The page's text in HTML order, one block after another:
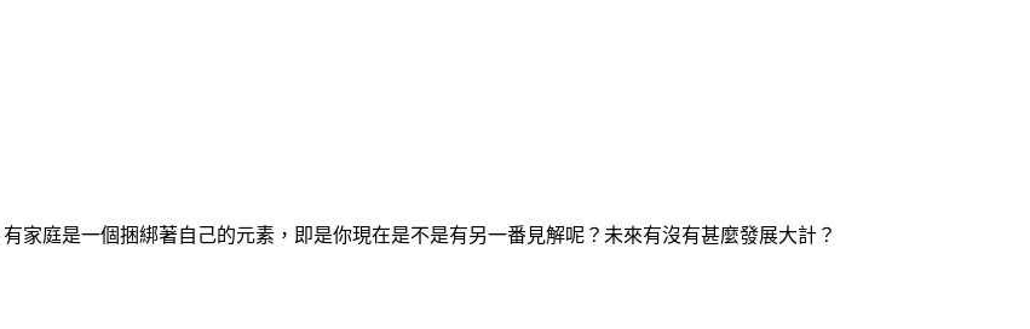
家庭是一個捆綁著自己的元素，即是你現在是不是有另一番見解呢？未來有沒有甚麼發展大計？